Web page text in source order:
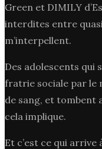
Green et DIMILY
interdites entre
m’interpellent.
Des adolescents qui
fratrie sociale par le
de sang, et tombent
cela implique.
Et c’est ce qui